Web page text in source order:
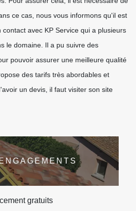
ce cas, nous vous informons qu'il est
avec KP Service qui a plusieurs
le domaine. Il a pu suivre des
pouvoir assurer une meilleure qualité
des tarifs très abordables et
un devis, il faut visiter son site
gratuits